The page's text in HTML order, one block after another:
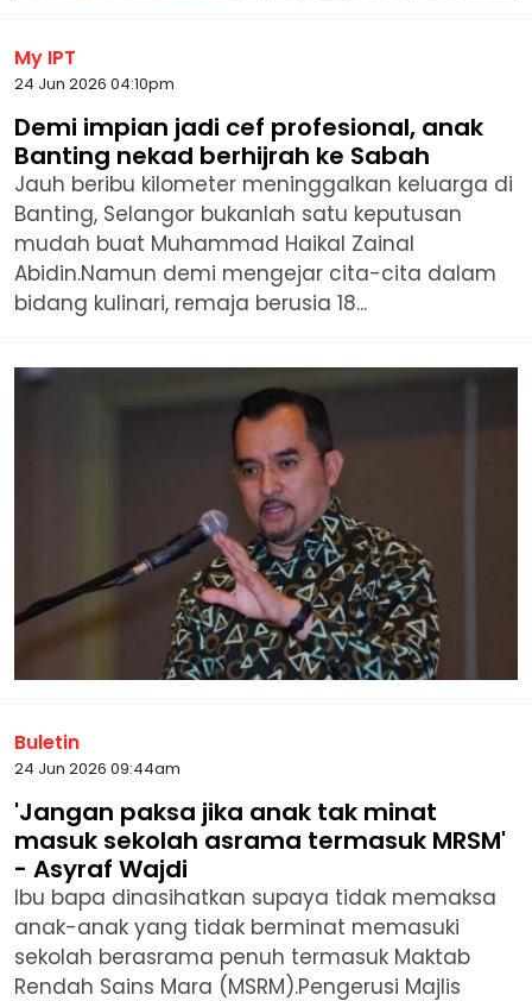
My IPT
24 Jun 2026 04:10pm
Demi impian jadi cef profesional, anak
Banting nekad berhijrah ke Sabah
Jauh beribu kilometer meninggalkan keluarga di
Banting, Selangor bukanlah satu keputusan
mudah buat Muhammad Haikal Zainal
Abidin.Namun demi mengejar cita-cita dalam
bidang kulinari, remaja berusia 18...
Buletin
24 Jun 2026 09:44am
'Jangan paksa jika anak tak minat
masuk sekolah asrama termasuk MRSM'
- Asyraf Wajdi
Ibu bapa dinasihatkan supaya tidak memaksa
anak-anak yang tidak berminat memasuki
sekolah berasrama penuh termasuk Maktab
Rendah Sains Mara (MSRM).Pengerusi Majlis